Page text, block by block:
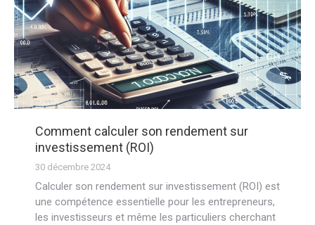
Comment calculer son rendement sur
investissement (ROI)
30 décembre 2024
Calculer son rendement sur investissement (ROI) est
une compétence essentielle pour les entrepreneurs,
les investisseurs et même les particuliers cherchant